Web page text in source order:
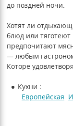
до поздней ночи.
Хотят ли
блюд или тяготеют
предпочитают
— любым
Которе
Кухни :
Европейская